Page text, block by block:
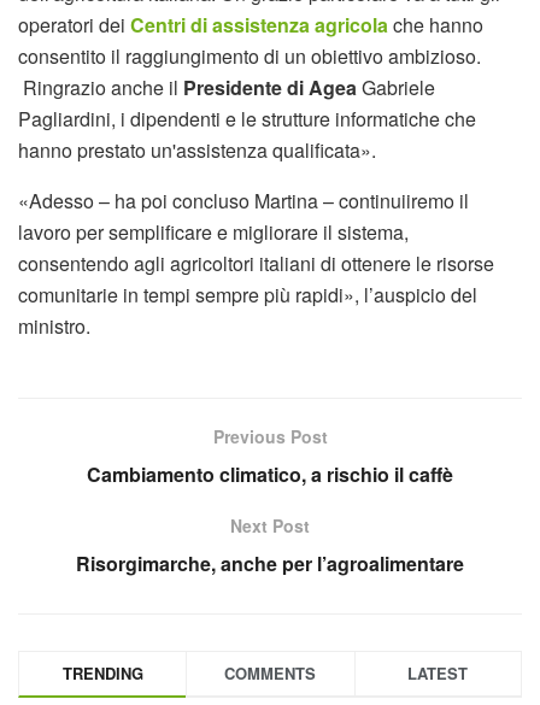
operatori dei Centri di assistenza agricolache hanno
consentito il raggiungimento di un obiettivo ambizioso.
Ringrazio anche il Presidente di AgeaGabriele
Pagliardini, i dipendenti e le strutture informatiche che
hanno prestato un'assistenza qualificata».
«Adesso – ha poi concluso Martina – continuiiremo il
lavoro per semplificare e migliorare il sistema,
consentendo agli agricoltori italiani di ottenere le risorse
comunitarie in tempi sempre più rapidi», l’auspicio del
ministro.
Previous Post
Cambiamento climatico, a rischio il caffè
Next Post
Risorgimarche, anche per l’agroalimentare
TRENDING COMMENTS LATEST